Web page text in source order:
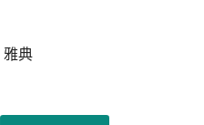
雅典